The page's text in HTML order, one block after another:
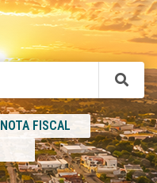
NOTA FISCAL